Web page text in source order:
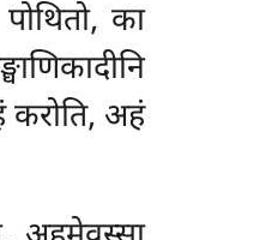
पोथितो, का
करोति, अहं